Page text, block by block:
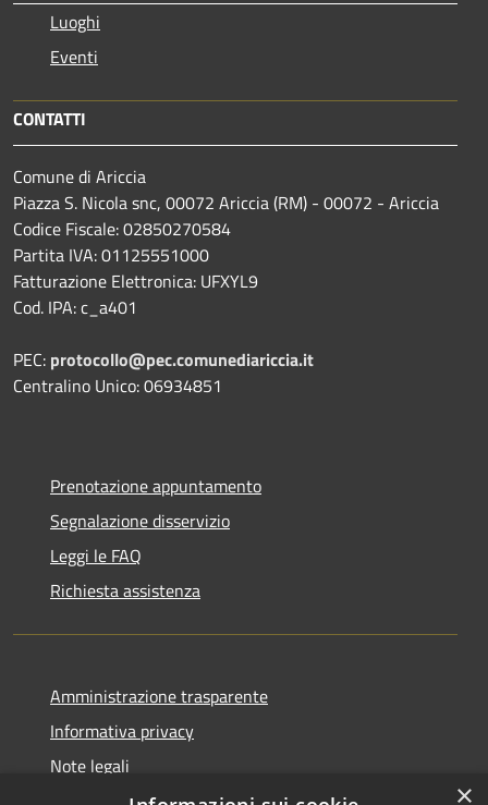
Luoghi
Eventi
CONTATTI
Comune di Ariccia
Piazza S. Nicola snc, 00072 Ariccia (RM) - 00072 - Ariccia
Codice Fiscale: 02850270584
Partita IVA: 01125551000
Fatturazione Elettronica: UFXYL9
Cod. IPA: c_a401
PEC: protocollo@pec.comunediariccia.it
Centralino Unico: 06934851
Prenotazione appuntamento
Segnalazione disservizio
Leggi le FAQ
Richiesta assistenza
Amministrazione trasparente
Informativa privacy
Note legali
×